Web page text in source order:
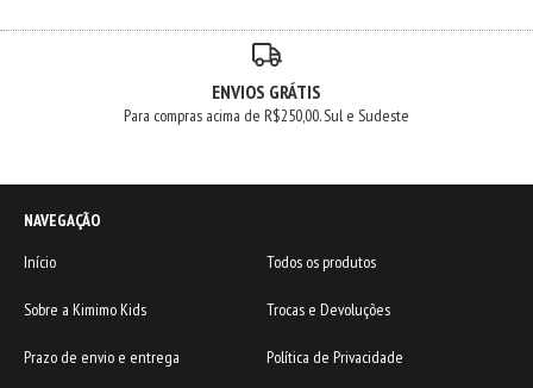
ENVIOS GRÁTIS
Para compras acima de R$250,00. Sul e Sudeste
NAVEGAÇÃO
Início
Todos os produtos
Sobre a Kimimo Kids Trocas e Devoluções
Prazo de envio e entrega Política de Privacidade